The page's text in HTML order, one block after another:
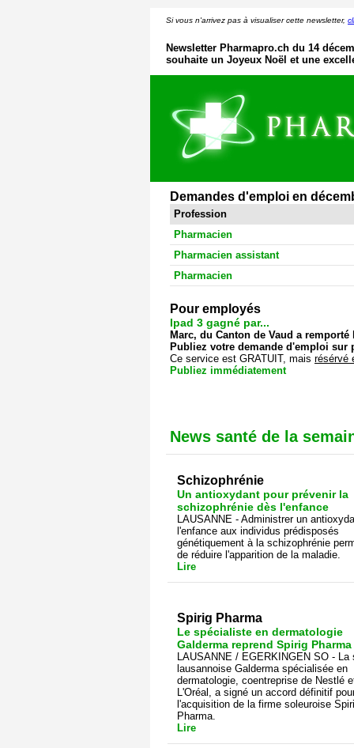
Si vous n'arrivez pas à visualiser cette newsletter,
Newsletter Pharmapro.ch du 14
souhaite un Joyeux Noël et une
Demandes d'emploi en
Profession
Pharmacien
Pharmacien assistant
Pharmacien
Pour employés
Ipad 3 gagné par...
Marc, du Canton de Vaud a
Publiez votre demande d'emploi sur
Ce service est GRATUIT, mais résérvé
Publiez immédiatement
News santé de la
Schizophrénie
Un antioxydant pour prévenir la
schizophrénie dès l'enfance
LAUSANNE - Administrer un
l'enfance aux individus prédisposés
génétiquement à la schizophrénie
de réduire l'apparition de la maladie.
Lire
Spirig Pharma
Le spécialiste en dermatologie
Galderma reprend Spirig Pharma
LAUSANNE / EGERKINGEN SO - La
lausannoise Galderma spécialisée en
dermatologie, coentreprise de Nestlé
L'Oréal, a signé un accord définitif
l'acquisition de la firme soleuroise
Pharma.
Lire